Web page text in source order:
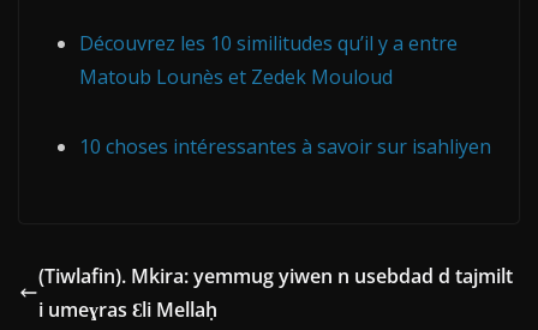
Découvrez les 10 similitudes qu’il y a entre
Matoub Lounès et Zedek Mouloud
10 choses intéressantes à savoir sur isahliyen
(Tiwlafin). Mkira: yemmug yiwen n usebdad d tajmilt
i umeɣras Ɛli Mellaḥ